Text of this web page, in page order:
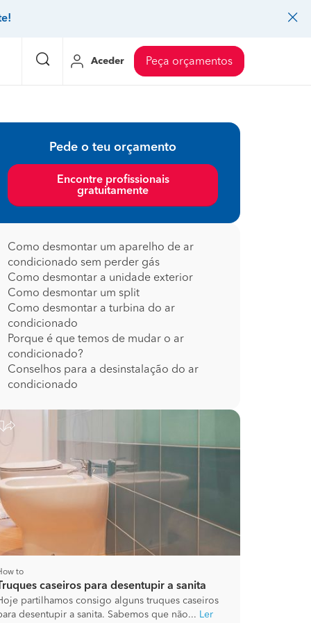
Mudanças
Decoração de interiores
Controlo de pragas
Faz tudo
Gesso cartonado
Jardinagem
Carpintaria e marcenaria
Canalização
Limpeza
Preço Instalação de painel sandwich
Preço Arquitetos
Preço Controlo de pragas
Preço Pavimentos
Preço Coberturas e telhados
Aceder Peça orçamentos
Pede o teu orçamento
Encontre profissionais
gratuitamente
Como desmontar um aparelho de ar
condicionado sem perder gás
Como desmontar a unidade exterior
Como desmontar um split
Como desmontar a turbina do ar
condicionado
Porque é que temos de mudar o ar
condicionado?
Conselhos para a desinstalação do ar
condicionado
to
caseiros para desentupir a sanita
partilhamos consigo alguns truques caseiros
desentupir a sanita. Sabemos que não... Ler